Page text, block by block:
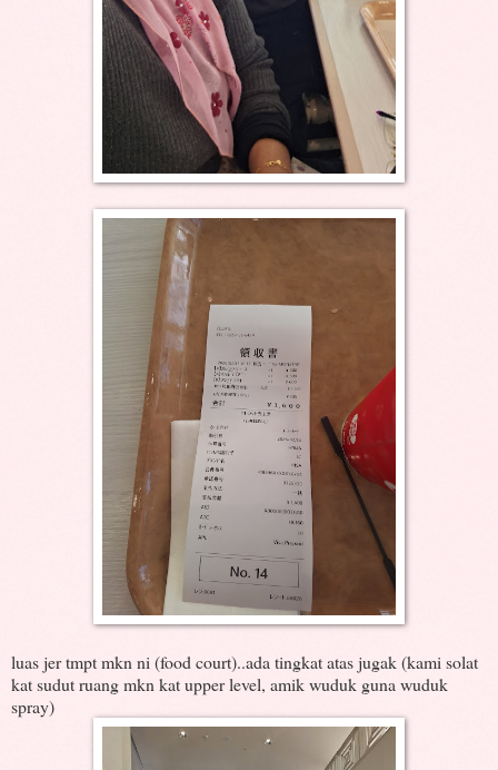
luas jer tmpt mkn ni (food court)..ada tingkat atas jugak (kami solat
kat sudut ruang mkn kat upper level, amik wuduk guna wuduk
spray)